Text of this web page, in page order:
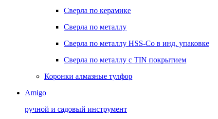
Сверла по керамике
Сверла по металлу
Сверла по металлу HSS-Co в инд. упаковке
Сверла по металлу с TIN покрытием
Коронки алмазные тулфор
Amigo
ручной и садовый инструмент